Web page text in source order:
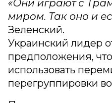
«Они играют с
миром. Так оно и
Зеленский.
Украинский лидер
предположения,
использовать
перегруппировки